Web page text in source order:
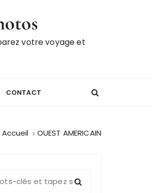
votre voyage et
CONTACT
Accueil OUEST AMERICAIN